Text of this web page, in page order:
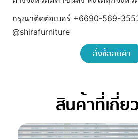
ต่างจังหวัดมีค่าขนส่ง ส่งได้ทุกจังหวั
กรุณาติดต่อเบอร์ +6690-569-
@shirafurniture
สั่งซื้อสินค้า
สินค้าที่เกี่ย